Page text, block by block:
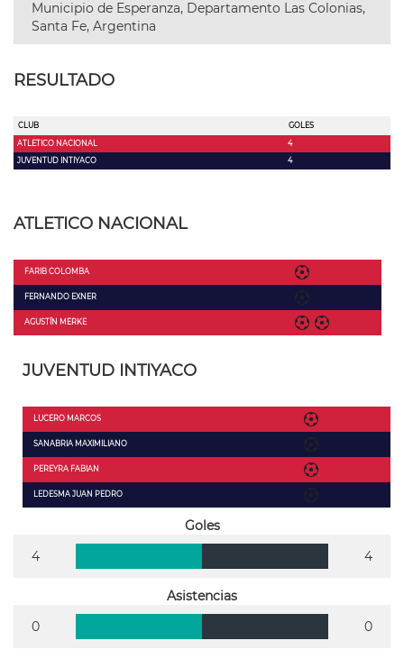
Municipio de Esperanza, Departamento Las Colonias,
Santa Fe, Argentina
RESULTADO
CLUB
GOLES
ATLETICO NACIONAL
4
JUVENTUD INTIYACO
4
ATLETICO NACIONAL
FARIB COLOMBA
FERNANDO EXNER
AGUSTÍN MERKE
JUVENTUD INTIYACO
LUCERO MARCOS
SANABRIA MAXIMILIANO
PEREYRA FABIAN
LEDESMA JUAN PEDRO
Goles
4
4
Asistencias
0
0